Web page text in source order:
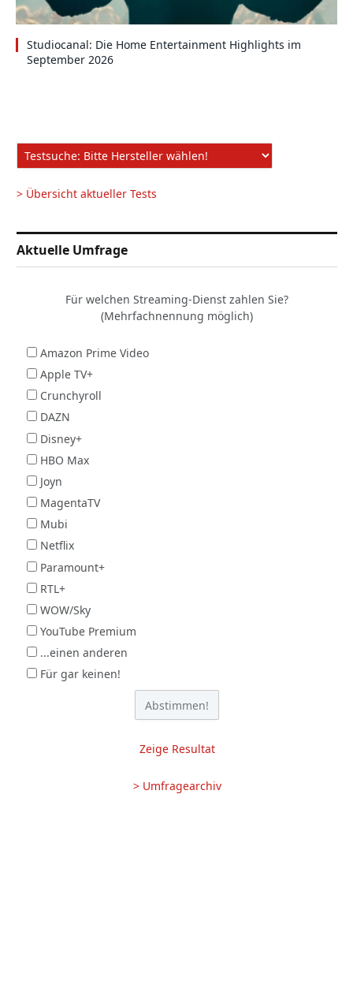
Studiocanal: Die Home Entertainment Highlights im
September 2026
> Übersicht aktueller Tests
Aktuelle Umfrage
Für welchen Streaming-Dienst zahlen Sie?
(Mehrfachnennung möglich)
Amazon Prime Video
Apple TV+
Crunchyroll
DAZN
Disney+
HBO Max
Joyn
MagentaTV
Mubi
Netflix
Paramount+
RTL+
WOW/Sky
YouTube Premium
...einen anderen
Für gar keinen!
Zeige Resultat
> Umfragearchiv